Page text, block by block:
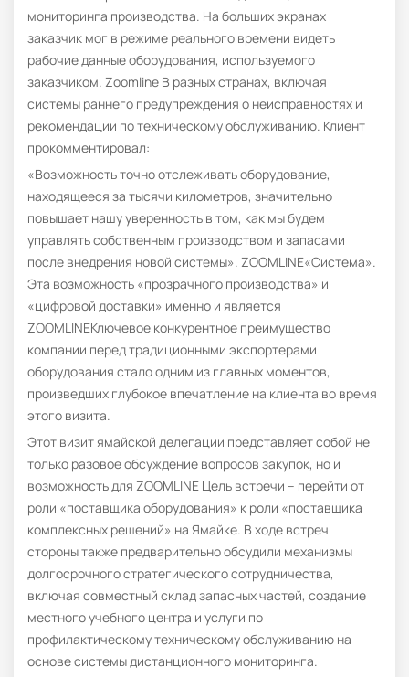
мониторинга производства. На больших экранах
заказчик мог в режиме реального времени видеть
рабочие данные оборудования, используемого
заказчиком. Zoomline В разных странах, включая
системы раннего предупреждения о неисправностях и
рекомендации по техническому обслуживанию. Клиент
прокомментировал:
«Возможность точно отслеживать оборудование,
находящееся за тысячи километров, значительно
повышает нашу уверенность в том, как мы будем
управлять собственным производством и запасами
после внедрения новой системы». ZOOMLINE«Система».
Эта возможность «прозрачного производства» и
«цифровой доставки» именно и является
ZOOMLINEКлючевое конкурентное преимущество
компании перед традиционными экспортерами
оборудования стало одним из главных моментов,
произведших глубокое впечатление на клиента во время
этого визита.
Этот визит ямайской делегации представляет собой не
только разовое обсуждение вопросов закупок, но и
возможность для ZOOMLINE Цель встречи – перейти от
роли «поставщика оборудования» к роли «поставщика
комплексных решений» на Ямайке. В ходе встреч
стороны также предварительно обсудили механизмы
долгосрочного стратегического сотрудничества,
включая совместный склад запасных частей, создание
местного учебного центра и услуги по
профилактическому техническому обслуживанию на
основе системы дистанционного мониторинга.